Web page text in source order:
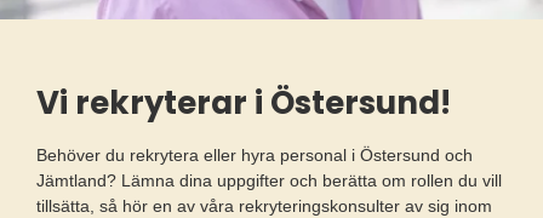
Vi rekryterar i Östersund!
Behöver du rekrytera eller hyra personal i Östersund och
Jämtland? Lämna dina uppgifter och berätta om rollen du vill
tillsätta, så hör en av våra rekryteringskonsulter av sig inom